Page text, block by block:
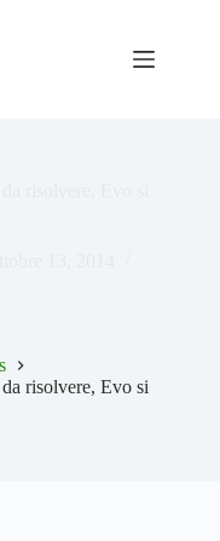
risolvere, Evo si